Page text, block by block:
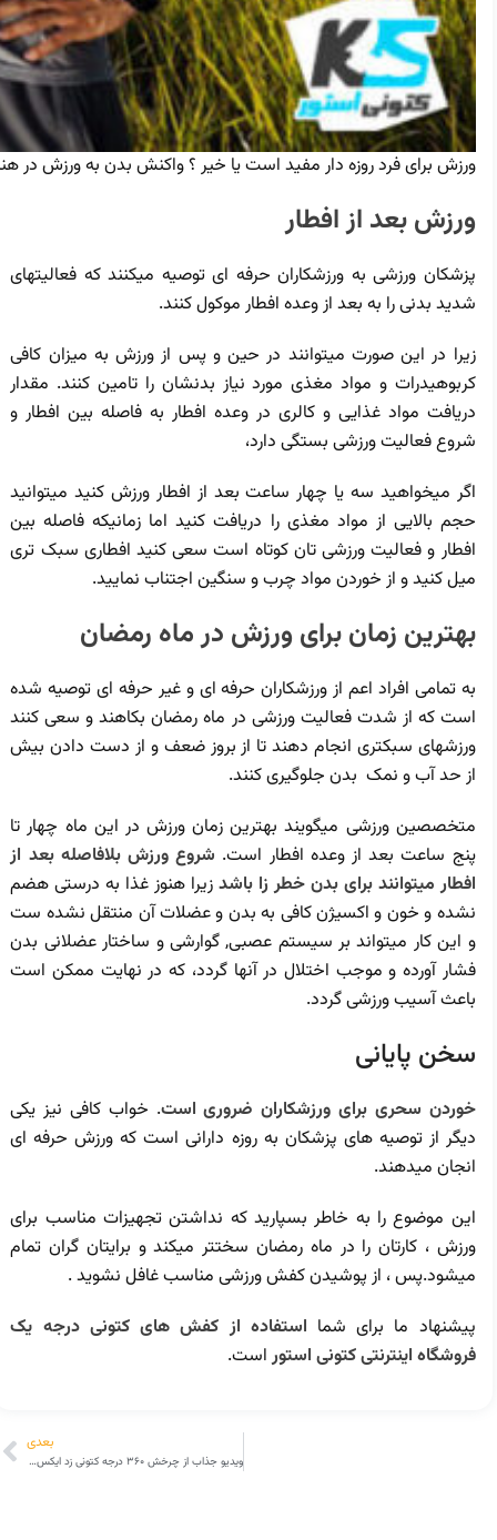
ورزش برای فرد روزه دار مفید است یا خیر ؟ واکنش بدن به ورزش در
ورزش بعد از افطار
پزشکان ورزشی به ورزشکاران حرفه ای توصیه میکنند که فعالیتهای
شدید بدنی را به بعد از وعده افطار موکول کنند.
زیرا در این صورت میتوانند در حین و پس از ورزش به میزان کافی
کربوهیدرات و مواد مغذی مورد نیاز بدنشان را تامین کنند. مقدار
دریافت مواد غذایی و کالری در وعده افطار به فاصله بین افطار و
شروع فعالیت ورزشی بستگی دارد،
اگر میخواهید سه یا چهار ساعت بعد از افطار ورزش کنید میتوانید
حجم بالایی از مواد مغذی را دریافت کنید اما زمانیکه فاصله بین
افطار و فعالیت ورزشی تان کوتاه است سعی کنید افطاری سبک تری
میل کنید و از خوردن مواد چرب و سنگین اجتناب نمایید.
بهترین زمان برای ورزش در ماه رمضان
به تمامی افراد اعم از ورزشکاران حرفه ای و غیر حرفه ای توصیه شده
است که از شدت فعالیت ورزشی در ماه رمضان بکاهند و سعی کنند
ورزشهای سبکتری انجام دهند تا از بروز ضعف و از دست دادن بیش
از حد آب و نمک بدن جلوگیری کنند.
متخصصین ورزشی میگویند بهترین زمان ورزش در این ماه چهار تا
پنج ساعت بعد از وعده افطار است. شروع ورزش بلافاصله بعد از
افطار میتوانند برای بدن خطر زا باشد زیرا هنوز غذا به درستی هضم
نشده و خون و اکسیژن کافی به بدن و عضلات آن منتقل نشده ست
و این کار میتواند بر سیستم عصبی, گوارشی و ساختار عضلانی بدن
فشار آورده و موجب اختلال در آنها گردد، که در نهایت ممکن است
باعث آسیب ورزشی گردد.
سخن پایانی
خوردن سحری برای ورزشکاران ضروری است. خواب کافی نیز یکی
دیگر از توصیه های پزشکان به روزه دارانی است که ورزش حرفه ای
انجان میدهند.
این موضوع را به خاطر بسپارید که نداشتن تجهیزات مناسب برای
ورزش ، کارتان را در ماه رمضان سختتر میکند و برایتان گران تمام
میشود.پس ، از پوشیدن کفش ورزشی مناسب غافل نشوید .
پیشنهاد ما برای شما استفاده از کفش های کتونی درجه یک
فروشگاه اینترنتی کتونی استوراست.
بعدی
ویدیو جذاب از چرخش 360 درجه کتونی زد ایکس در 4 رنگ